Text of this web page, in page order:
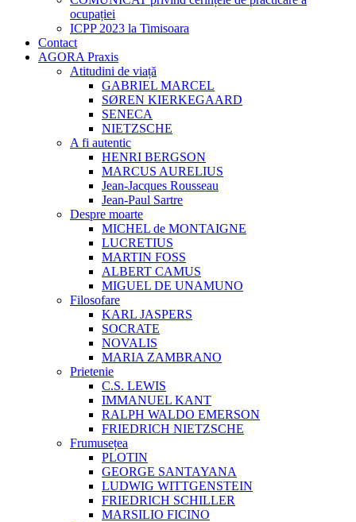
ocupației
ICPP 2023 la Timisoara
Contact
AGORA Praxis
Atitudini de viață
GABRIEL MARCEL
SØREN KIERKEGAARD
SENECA
NIETZSCHE
A fi autentic
HENRI BERGSON
MARCUS AURELIUS
Jean-Jacques Rousseau
Jean-Paul Sartre
Despre moarte
MICHEL de MONTAIGNE
LUCRETIUS
MARTIN FOSS
ALBERT CAMUS
MIGUEL DE UNAMUNO
Filosofare
KARL JASPERS
SOCRATE
NOVALIS
MARIA ZAMBRANO
Prietenie
C.S. LEWIS
IMMANUEL KANT
RALPH WALDO EMERSON
FRIEDRICH NIETZSCHE
Frumusețea
PLOTIN
GEORGE SANTAYANA
LUDWIG WITTGENSTEIN
FRIEDRICH SCHILLER
MARSILIO FICINO